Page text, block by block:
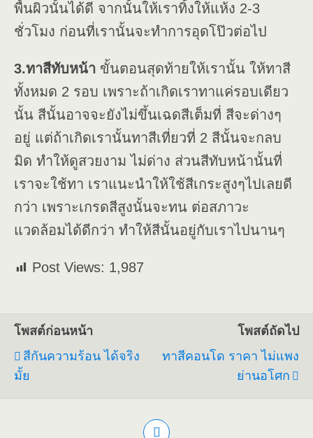
พื้นผิวนั้นได้ดี จากนั้นให้เราทิ้งให้แห้ง 2-3
ชั่วโมง ก่อนที่เรานั้นจะทำการอุดโป๊วต่อไป
3.ทาสีทับหน้า ขั้นตอนสุดท้ายให้เรานั้น ให้ทาสี
ทั้งหมด 2 รอบ เพราะถ้าเกิดเราทาแค่รอบเดียว
นั้น สีนั้นอาจจะยังไม่ขึ้นเฉดสีเต็มที่ สีจะด่างๆ
อยู่ แต่ถ้าเกิดเรานั้นทาสีเที่ยวที่ 2 สีนั้นจะกลบ
มิด ทำให้ดูสวยงาม ไม่ด่าง ส่วนสีทับหน้านั้นที่
เราจะใช้ทา เราแนะนำให้ใช้สีเกระสูงๆไปเลยดี
กว่า เพราะเกรดสีสูงนั้นจะทน ต่อสภาวะ
แวดล้อมได้ดีกว่า ทำให้สีนั้นอยู่กับเราไปนานๆ
Post Views: 1,987
โพสต์ก่อนหน้า
สีกันความร้อน ได้จริง
มั้ย
โพสต์ถัดไป
ทาสีคอนโด ราคา ไม่แพง
ย่านอโศก